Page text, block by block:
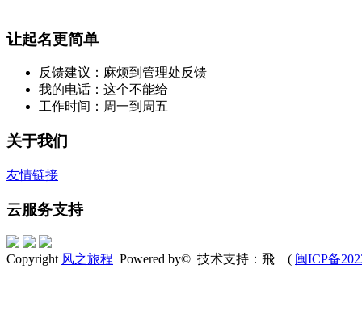
让起名更简单
反馈建议：麻烦到管理处反馈
我的电话：这个不能给
工作时间：周一到周五
关于我们
友情链接
云服务支持
Copyright 风之旅程 Powered by© 技术支持：飛 ( 闽ICP备